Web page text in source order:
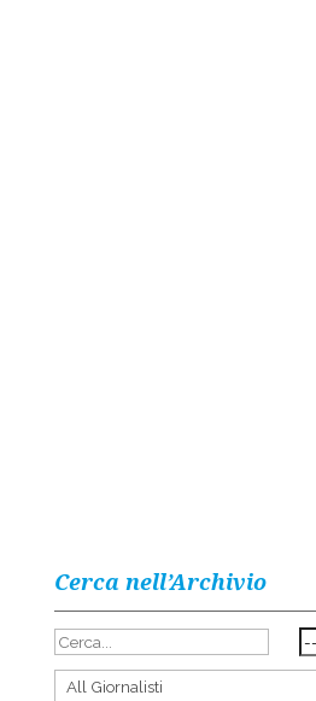
Cerca nell’Archivio